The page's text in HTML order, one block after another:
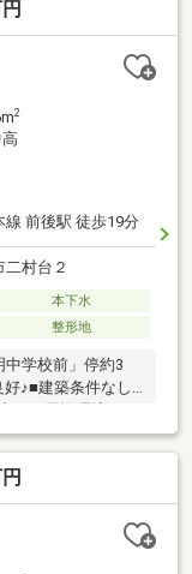
2
前後駅 徒歩19分
村台２
本下水
整形地
学校前」停約3
♪■建築条件なし■
！～周辺環境～□
約1分□セブンイレ
豊明店：徒歩約8